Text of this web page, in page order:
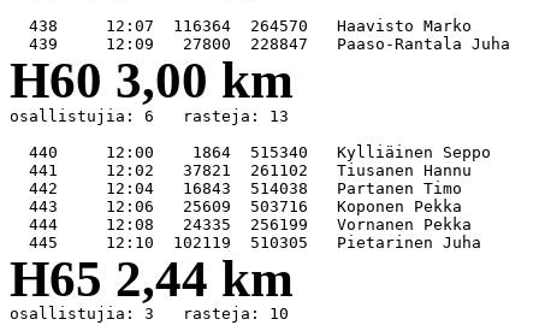
438     12:07  116364  264570
H60 3,00 km
osallistujia: 6   rasteja: 13
440     12:00    1864  515340
441     12:02   37821  261102
442     12:04   16843  514038
443     12:06   25609  503716
444     12:08   24335  256199
H65 2,44 km
osallistujia: 3   rasteja: 10